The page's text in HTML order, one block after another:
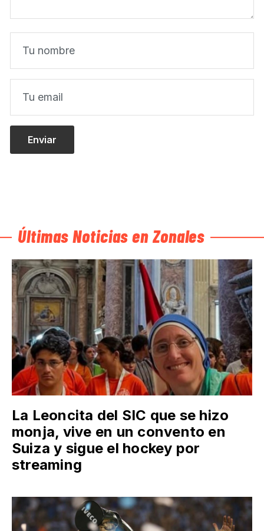
Últimas Noticias en Zonales
La Leoncita del SIC que se hizo
monja, vive en un convento en
Suiza y sigue el hockey por
streaming